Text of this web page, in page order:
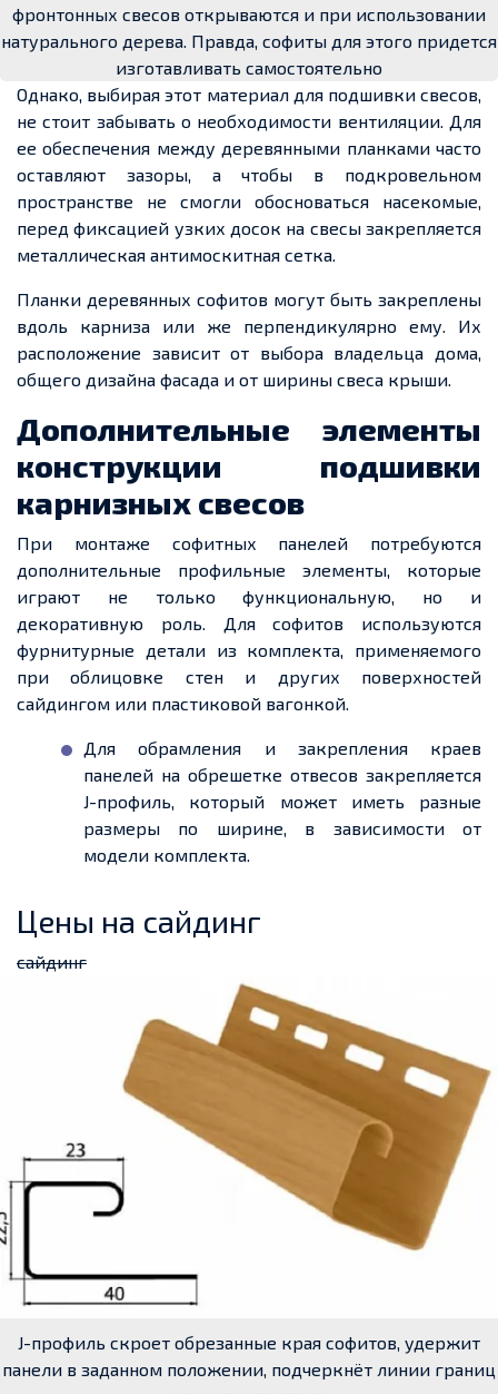
фронтонных свесов открываются и при использовании
натурального дерева. Правда, софиты для этого придется
изготавливать самостоятельно
Однако, выбирая этот материал для подшивки свесов,
не стоит забывать о необходимости вентиляции. Для
ее обеспечения между деревянными планками часто
оставляют зазоры, а чтобы в подкровельном
пространстве не смогли обосноваться насекомые,
перед фиксацией узких досок на свесы закрепляется
металлическая антимоскитная сетка.
Планки деревянных софитов могут быть закреплены
вдоль карниза или же перпендикулярно ему. Их
расположение зависит от выбора владельца дома,
общего дизайна фасада и от ширины свеса крыши.
Дополнительные элементы
конструкции подшивки
карнизных свесов
При монтаже софитных панелей потребуются
дополнительные профильные элементы, которые
играют не только функциональную, но и
декоративную роль. Для софитов используются
фурнитурные детали из комплекта, применяемого
при облицовке стен и других поверхностей
сайдингом или пластиковой вагонкой.
Для обрамления и закрепления краев
панелей на обрешетке отвесов закрепляется
J-профиль, который может иметь разные
размеры по ширине, в зависимости от
модели комплекта.
Цены на сайдинг
сайдинг
J-профиль скроет обрезанные края софитов, удержит
панели в заданном положении, подчеркнёт линии границ